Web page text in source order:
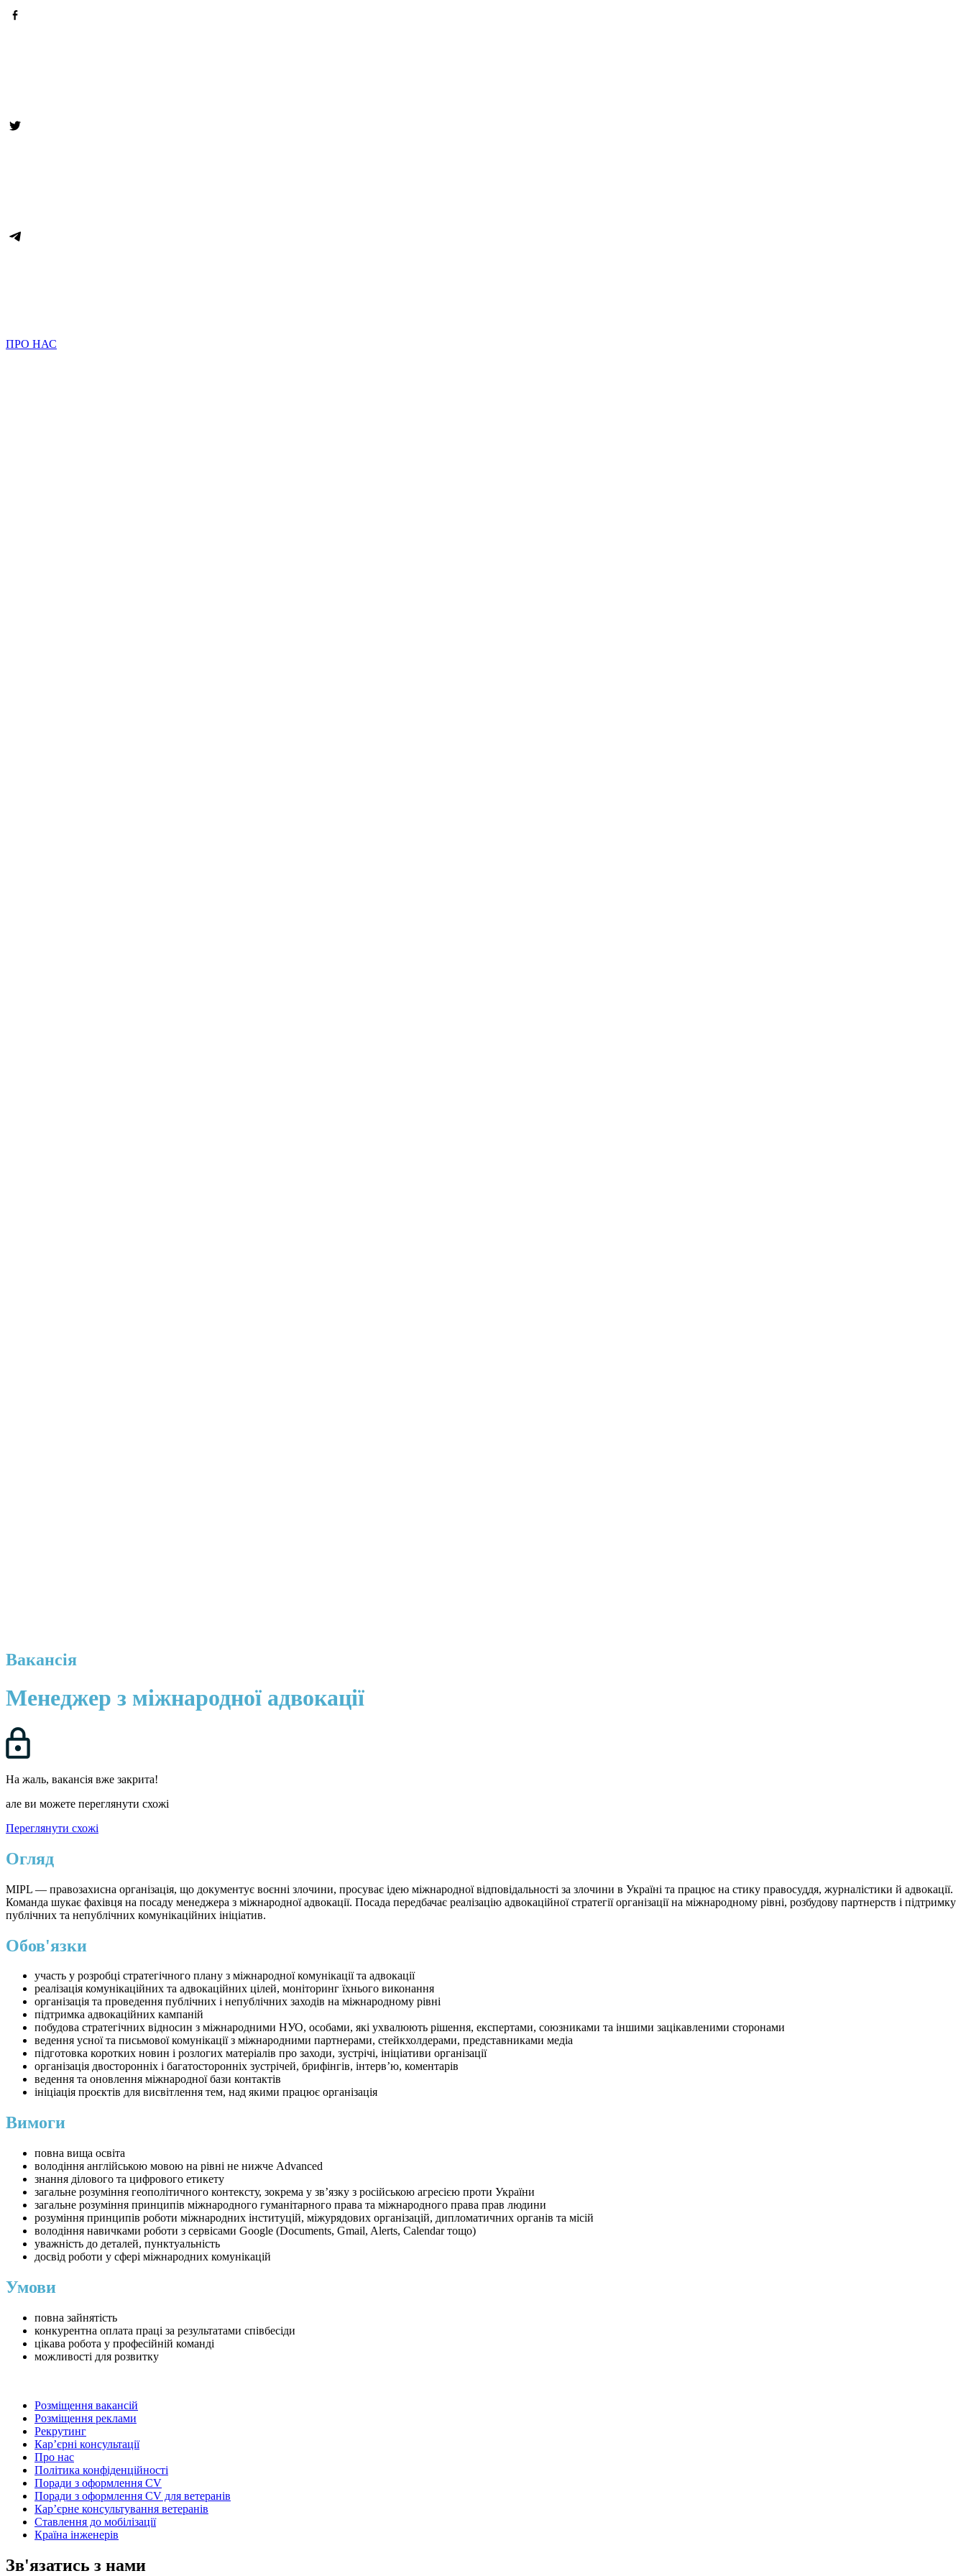
ПРО НАС
Вакансія
Менеджер з міжнародної адвокації
На жаль, вакансія вже закрита!
але ви можете переглянути схожі
Переглянути схожі
Огляд
MIPL — правозахисна організація, що документує воєнні злочини, просуває ідею міжнародної відповідальності за злочини в Україні та працює на стику правосуддя, журналістики й адвокації.
Команда шукає фахівця на посаду менеджера з міжнародної адвокації. Посада передбачає реалізацію адвокаційної стратегії організації на міжнародному рівні, розбудову партнерств і підтримку
публічних та непублічних комунікаційних ініціатив.
Обов'язки
участь у розробці стратегічного плану з міжнародної комунікації та адвокації
реалізація комунікаційних та адвокаційних цілей, моніторинг їхнього виконання
організація та проведення публічних і непублічних заходів на міжнародному рівні
підтримка адвокаційних кампаній
побудова стратегічних відносин з міжнародними НУО, особами, які ухвалюють рішення, експертами, союзниками та іншими зацікавленими сторонами
ведення усної та письмової комунікації з міжнародними партнерами, стейкхолдерами, представниками медіа
підготовка коротких новин і розлогих матеріалів про заходи, зустрічі, ініціативи організації
організація двосторонніх і багатосторонніх зустрічей, брифінгів, інтерв’ю, коментарів
ведення та оновлення міжнародної бази контактів
ініціація проєктів для висвітлення тем, над якими працює організація
Вимоги
повна вища освіта
володіння англійською мовою на рівні не нижче Advanced
знання ділового та цифрового етикету
загальне розуміння геополітичного контексту, зокрема у зв’язку з російською агресією проти України
загальне розуміння принципів міжнародного гуманітарного права та міжнародного права прав людини
розуміння принципів роботи міжнародних інституцій, міжурядових організацій, дипломатичних органів та місій
володіння навичками роботи з сервісами Google (Documents, Gmail, Alerts, Calendar тощо)
уважність до деталей, пунктуальність
досвід роботи у сфері міжнародних комунікацій
Умови
повна зайнятість
конкурентна оплата праці за результатами співбесіди
цікава робота у професійній команді
можливості для розвитку
Розміщення вакансій
Розміщення реклами
Рекрутинг
Карʼєрні консультації
Про нас
Політика конфіденційності
Поради з оформлення CV
Поради з оформлення CV для ветеранів
Карʼєрне консультування ветеранів
Ставлення до мобілізації
Країна інженерів
Зв'язатись з нами